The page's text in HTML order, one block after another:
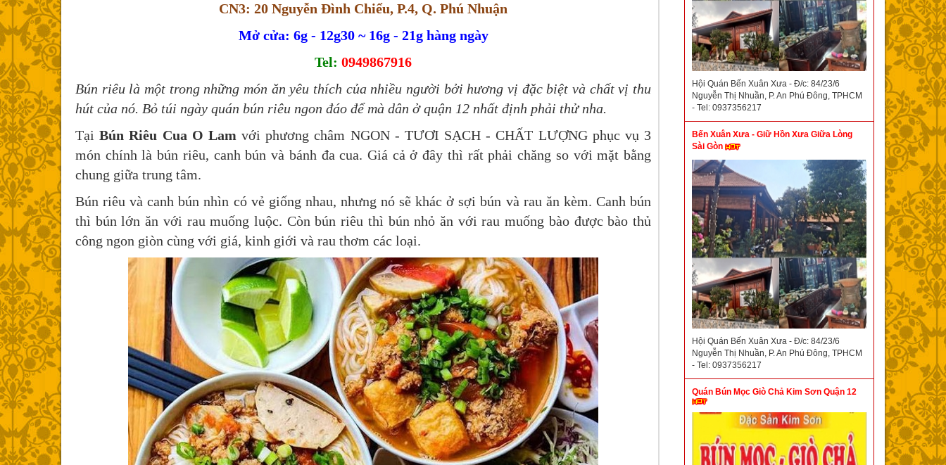
CN3: 20 Nguyễn Đình Chiểu, P.4, Q. Phú Nhuận
Mở cửa: 6g - 12g30 ~ 16g - 21g hàng ngày
Tel: 0949867916
Bún riêu là một trong những món ăn yêu thích của nhiều người bởi hương vị đặc biệt và chất vị thu
hút của nó. Bỏ túi ngày quán bún riêu ngon đáo để mà dân ở quận 12 nhất định phải thử nha.
TạiBún Riêu Cua O Lam với phương châm NGON - TƯƠI SẠCH - CHẤT LƯỢNG phục vụ 3
món chính là bún riêu, canh bún và bánh đa cua. Giá cả ở đây thì rất phải chăng so với mặt bằng
chung giữa trung tâm.
Bún riêu và canh bún nhìn có vẻ giống nhau, nhưng nó sẽ khác ở sợi bún và rau ăn kèm. Canh bún
thì bún lớn ăn với rau muống luộc. Còn bún riêu thì bún nhỏ ăn với rau muống bào được bào thủ
công ngon giòn cùng với giá, kinh giới và rau thơm các loại.
Hội Quán Bến Xuân Xưa - Đ/c: 84/23/6
Nguyễn Thị Nhuần, P. An Phú Đông, TPHCM
- Tel: 0937356217
Bến Xuân Xưa - Giữ Hồn Xưa Giữa Lòng
Sài Gòn
Hội Quán Bến Xuân Xưa - Đ/c: 84/23/6
Nguyễn Thị Nhuần, P. An Phú Đông, TPHCM
- Tel: 0937356217
Quán Bún Mọc Giò Chả Kim Sơn Quận 12